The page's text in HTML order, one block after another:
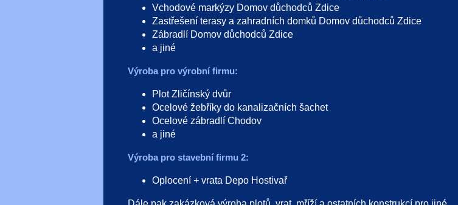
Vchodové markýzy Domov důchodců Zdice
Zastřešení terasy a zahradních domků Domov důchodců Zdice
Zábradlí Domov důchodců Zdice
a jiné
Výroba pro výrobní firmu:
Plot Zličínský dvůr
Ocelové žebříky do kanalizačních šachet
Ocelové zábradlí Chodov
a jiné
Výroba pro stavební firmu 2:
Oplocení + vrata Depo Hostivař